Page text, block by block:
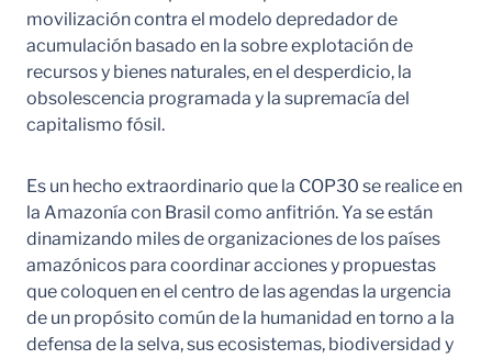
movilización contra el modelo depredador de
acumulación basado en la sobre explotación de
recursos y bienes naturales, en el desperdicio, la
obsolescencia programada y la supremacía del
capitalismo fósil.
Es un hecho extraordinario que la COP30 se realice en
la Amazonía con Brasil como anfitrión. Ya se están
dinamizando miles de organizaciones de los países
amazónicos para coordinar acciones y propuestas
que coloquen en el centro de las agendas la urgencia
de un propósito común de la humanidad en torno a la
defensa de la selva, sus ecosistemas, biodiversidad y